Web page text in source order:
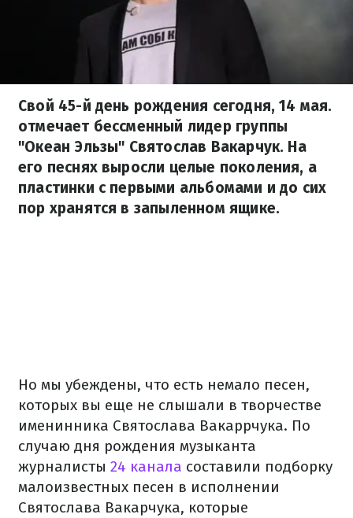
Свой 45-й день рождения сегодня, 14 мая.
отмечает бессменный лидер группы
"Океан Эльзы" Святослав Вакарчук. На
его песнях выросли целые поколения, а
пластинки с первыми альбомами и до сих
пор хранятся в запыленном ящике.
Но мы убеждены, что есть немало песен,
которых вы еще не слышали в творчестве
именинника Святослава Вакаррчука. По
случаю дня рождения музыканта
журналисты 24 канала составили подборку
малоизвестных песен в исполнении
Святослава Вакарчука, которые